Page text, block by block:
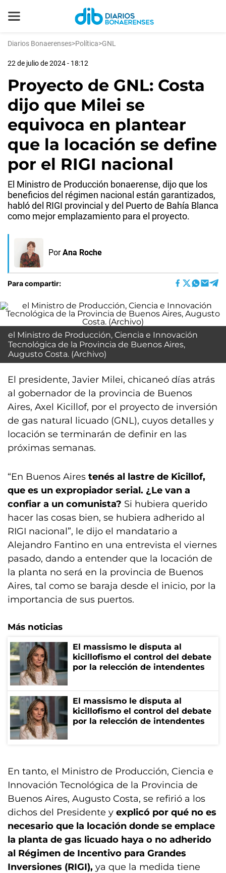
Diarios Bonaerenses>Política>GNL
22 de julio de 2024 - 18:12
Proyecto de GNL: Costa
dijo que Milei se
equivoca en plantear
que la locación se define
por el RIGI nacional
El Ministro de Producción bonaerense, dijo que los
beneficios del régimen nacional están garantizados,
habló del RIGI provincial y del Puerto de Bahía Blanca
como mejor emplazamiento para el proyecto.
Por Ana Roche
Para compartir:
el Ministro de Producción, Ciencia e Innovación
Tecnológica de la Provincia de Buenos Aires,
Augusto Costa. (Archivo)
El presidente, Javier Milei, chicaneó días atrás
al gobernador de la provincia de Buenos
Aires, Axel Kicillof, por el proyecto de inversión
de gas natural licuado (GNL), cuyos detalles y
locación se terminarán de definir en las
próximas semanas.
“En Buenos Aires tenés al lastre de Kicillof,
que es un expropiador serial. ¿Le van a
confiar a un comunista? Si hubiera querido
hacer las cosas bien, se hubiera adherido al
RIGI nacional”, le dijo el mandatario a
Alejandro Fantino en una entrevista el viernes
pasado, dando a entender que la locación de
la planta no será en la provincia de Buenos
Aires, tal como se baraja desde el inicio, por la
importancia de sus puertos.
Más noticias
El massismo le disputa al
kicillofismo el control del debate
por la relección de intendentes
El massismo le disputa al
kicillofismo el control del debate
por la relección de intendentes
En tanto, el Ministro de Producción, Ciencia e
Innovación Tecnológica de la Provincia de
Buenos Aires, Augusto Costa, se refirió a los
dichos del Presidente y explicó por qué no es
necesario que la locación donde se emplace
la planta de gas licuado haya o no adherido
al Régimen de Incentivo para Grandes
Inversiones (RIGI), ya que la medida tiene